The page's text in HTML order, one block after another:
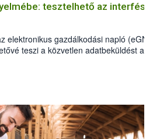
tesztelhető az interfész
elektronikus gazdálkodási napló (eGN)
teszi a közvetlen adatbeküldést a